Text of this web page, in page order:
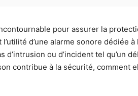
pour assurer la
d’une alarme sonore dédiée
ou d’incident tel qu’un
contribue à la sécurité,